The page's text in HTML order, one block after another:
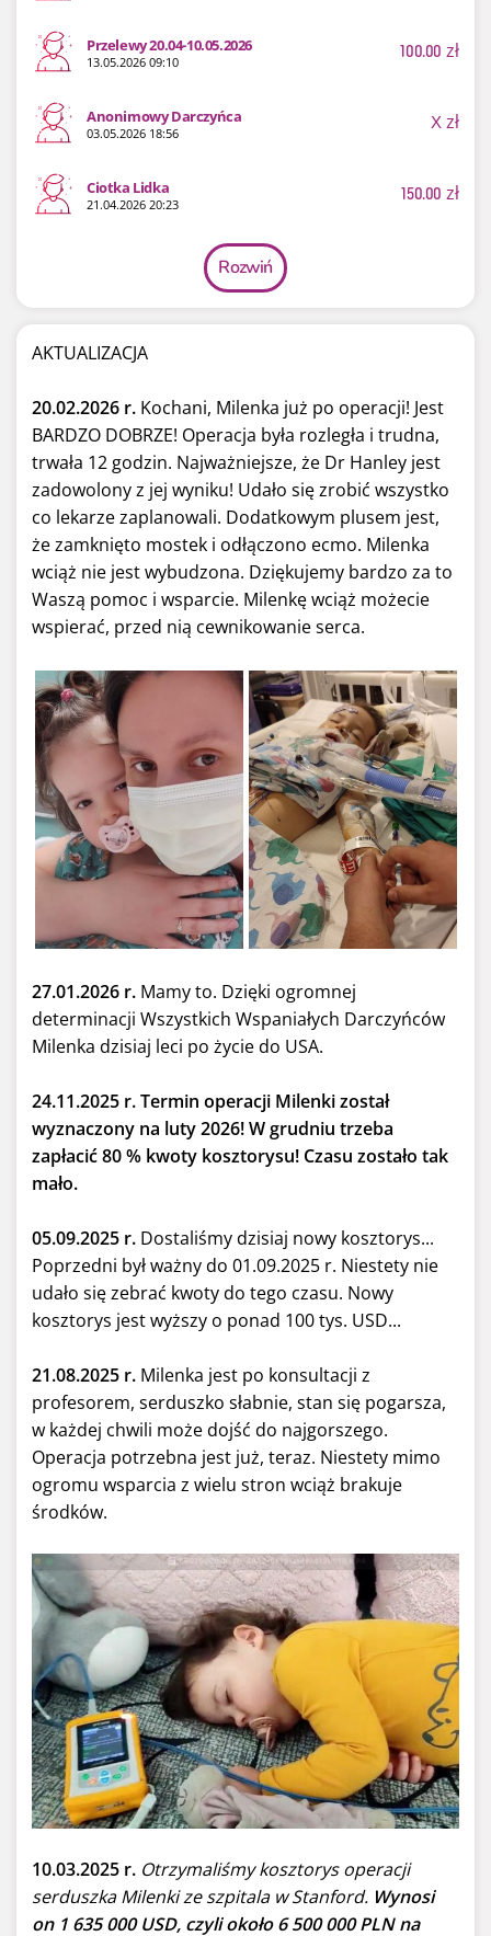
Przelewy 20.04-10.05.2026
13.05.2026 09:10 100.00 zł
Anonimowy Darczyńca
03.05.2026 18:56 Xzł
Ciotka Lidka
21.04.2026 20:23 150.00 zł
Rozwiń
AKTUALIZACJA
20.02.2026 r. Kochani, Milenka już po operacji! Jest
BARDZO DOBRZE! Operacja była rozległa i trudna,
trwała 12 godzin. Najważniejsze, że Dr Hanley jest
zadowolony z jej wyniku! Udało się zrobić wszystko
co lekarze zaplanowali. Dodatkowym plusem jest,
że zamknięto mostek i odłączono ecmo. Milenka
wciąż nie jest wybudzona. Dziękujemy bardzo za to
Waszą pomoc i wsparcie. Milenkę wciąż możecie
wspierać, przed nią cewnikowanie serca.
27.01.2026 r. Mamy to. Dzięki ogromnej
determinacji Wszystkich Wspaniałych Darczyńców
Milenka dzisiaj leci po życie do USA.
24.11.2025 r. Termin operacji Milenki został
wyznaczony na luty 2026! W grudniu trzeba
zapłacić 80 % kwoty kosztorysu! Czasu zostało tak
mało.
05.09.2025 r. Dostaliśmy dzisiaj nowy kosztorys...
Poprzedni był ważny do 01.09.2025 r. Niestety nie
udało się zebrać kwoty do tego czasu. Nowy
kosztorys jest wyższy o ponad 100 tys. USD...
21.08.2025 r. Milenka jest po konsultacji z
profesorem, serduszko słabnie, stan się pogarsza,
w każdej chwili może dojść do najgorszego.
Operacja potrzebna jest już, teraz. Niestety mimo
ogromu wsparcia z wielu stron wciąż brakuje
środków.
10.03.2025 r. Otrzymaliśmy kosztorys operacji
serduszka Milenki ze szpitala w Stanford. Wynosi
on 1 635 000 USD, czyli około 6 500 000 PLN na